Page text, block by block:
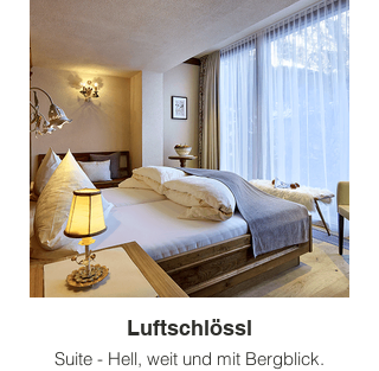
Luftschlössl
Suite - Hell, weit und mit Bergblick.